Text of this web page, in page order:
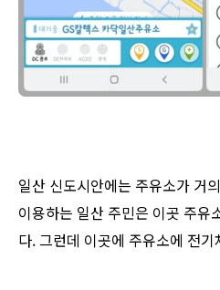
일산 신도시안에는 주유소가 거
이용하는 일산 주민은 이곳 주유
다. 그런데 이곳에 주유소에 전